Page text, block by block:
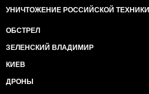
УНИЧТОЖЕНИЕ РОССИЙСКОЙ ТЕХНИКИ
ОБСТРЕЛ
ЗЕЛЕНСКИЙ ВЛАДИМИР
КИЕВ
ДРОНЫ